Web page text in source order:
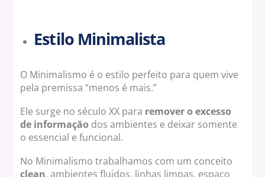
Estilo Minimalista
O Minimalismo é o estilo perfeito para quem vive
pela premissa “menos é mais.”
Ele surge no século XX para remover o excesso
de informação dos ambientes e deixar somente
o essencial e funcional.
No Minimalismo trabalhamos com um conceito
clean, ambientes fluidos, linhas limpas, espaço